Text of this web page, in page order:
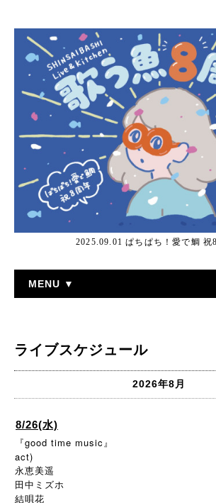
2025.09.01 ぱちぱち！愛で鯛 祝
MENU ▼
ライブスケジュール
2026年8月
8/26(水)
『good time music』
act)
永恵美遥
田中ミズホ
結唄花